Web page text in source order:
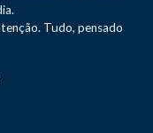
Tudo, pensado